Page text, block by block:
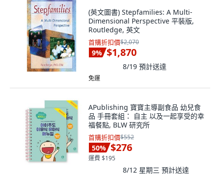
(英文圖書) Stepfamilies: A Multi-
Dimensional Perspective 平裝版,
Routledge, 英文
首購折扣價$2,070
9% $1,870
8/19 預計送達
免運
APublishing 寶寶主導副食品 幼兒食
品 手冊套組： 自主 以及一起享受的幸
福餐點, BLW 研究所
首購折扣價$552
50% $276
運費 $195
8/12 星期三 預計送達